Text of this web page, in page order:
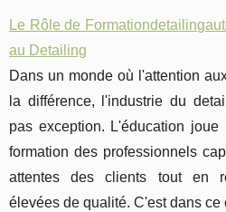
Le Rôle de
au Detailing
Dans un monde où l'attention
la différence, l'industrie du
pas exception. L'éducation
formation des professionnels
attentes des clients tout en
élevées de qualité. C'est dans ce